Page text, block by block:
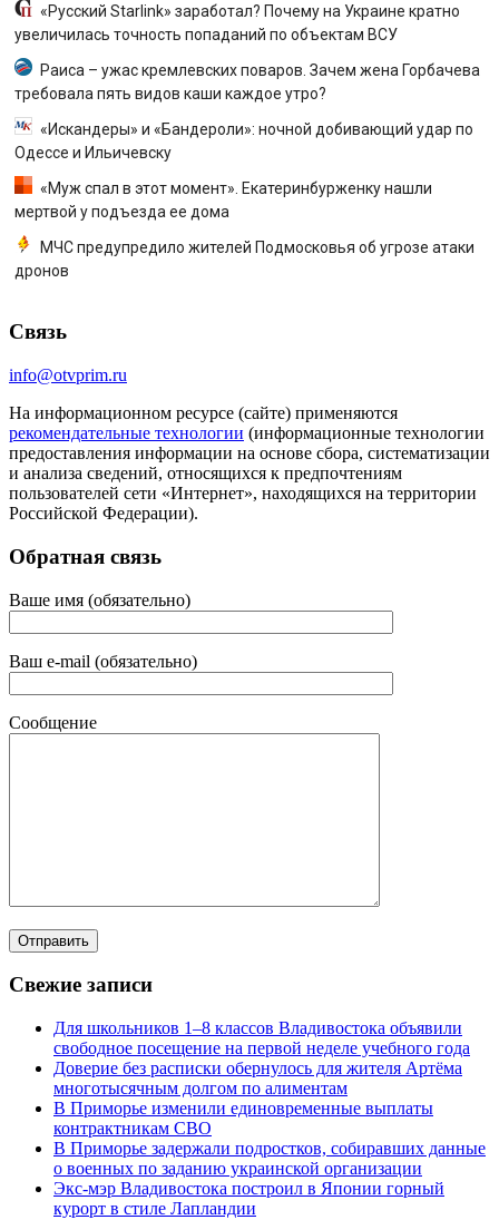
«Русский Starlink» заработал? Почему на Украине кратно
увеличилась точность попаданий по объектам ВСУ
Раиса – ужас кремлевских поваров. Зачем жена Горбачева
требовала пять видов каши каждое утро?
«Искандеры» и «Бандероли»: ночной добивающий удар по
Одессе и Ильичевску
«Муж спал в этот момент». Екатеринбурженку нашли
мертвой у подъезда ее дома
МЧС предупредило жителей Подмосковья об угрозе атаки
дронов
Связь
info@otvprim.ru
На информационном ресурсе (сайте) применяются
рекомендательные технологии (информационные технологии
предоставления информации на основе сбора, систематизации
и анализа сведений, относящихся к предпочтениям
пользователей сети «Интернет», находящихся на территории
Российской Федерации).
Обратная связь
Ваше имя (обязательно)
Ваш e-mail (обязательно)
Сообщение
Свежие записи
Для школьников 1–8 классов Владивостока объявили
свободное посещение на первой неделе учебного года
Доверие без расписки обернулось для жителя Артёма
многотысячным долгом по алиментам
В Приморье изменили единовременные выплаты
контрактникам СВО
В Приморье задержали подростков, собиравших данные
о военных по заданию украинской организации
Экс-мэр Владивостока построил в Японии горный
курорт в стиле Лапландии